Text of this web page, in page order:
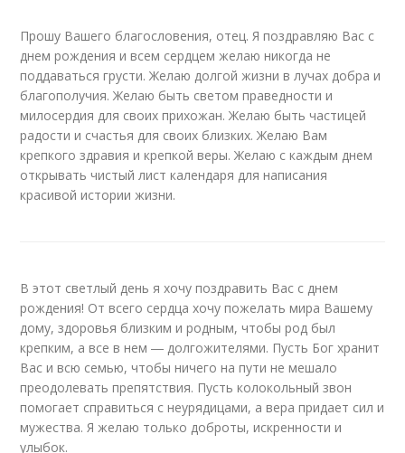
Прошу Вашего благословения, отец. Я поздравляю Вас с
днем рождения и всем сердцем желаю никогда не
поддаваться грусти. Желаю долгой жизни в лучах добра и
благополучия. Желаю быть светом праведности и
милосердия для своих прихожан. Желаю быть частицей
радости и счастья для своих близких. Желаю Вам
крепкого здравия и крепкой веры. Желаю с каждым днем
открывать чистый лист календаря для написания
красивой истории жизни.
В этот светлый день я хочу поздравить Вас с днем
рождения! От всего сердца хочу пожелать мира Вашему
дому, здоровья близким и родным, чтобы род был
крепким, а все в нем ― долгожителями. Пусть Бог хранит
Вас и всю семью, чтобы ничего на пути не мешало
преодолевать препятствия. Пусть колокольный звон
помогает справиться с неурядицами, а вера придает сил и
мужества. Я желаю только доброты, искренности и
улыбок.